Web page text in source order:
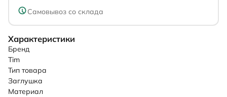
Самовывоз со склада
Характеристики
Бренд
Tim
Тип товара
Заглушка
Материал